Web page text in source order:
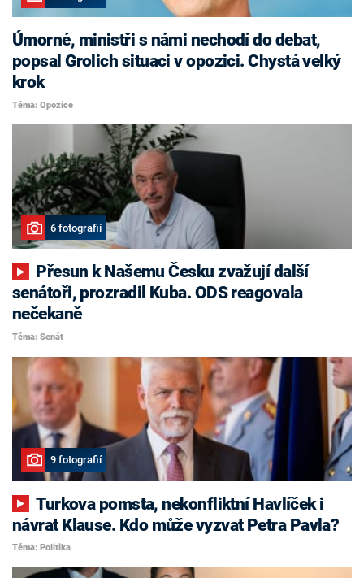
Úmorné, ministři s námi nechodí do debat,
popsal Grolich situaci v opozici. Chystá velký
krok
Téma: Opozice
6 fotografií
senátoři, prozradil Kuba. ODS reagovala
nečekaně
Téma: Senát
9 fotografií
Turkova pomsta, nekonfliktní Havlíček i
návrat Klause. Kdo může vyzvat Petra Pavla?
Téma: Politika